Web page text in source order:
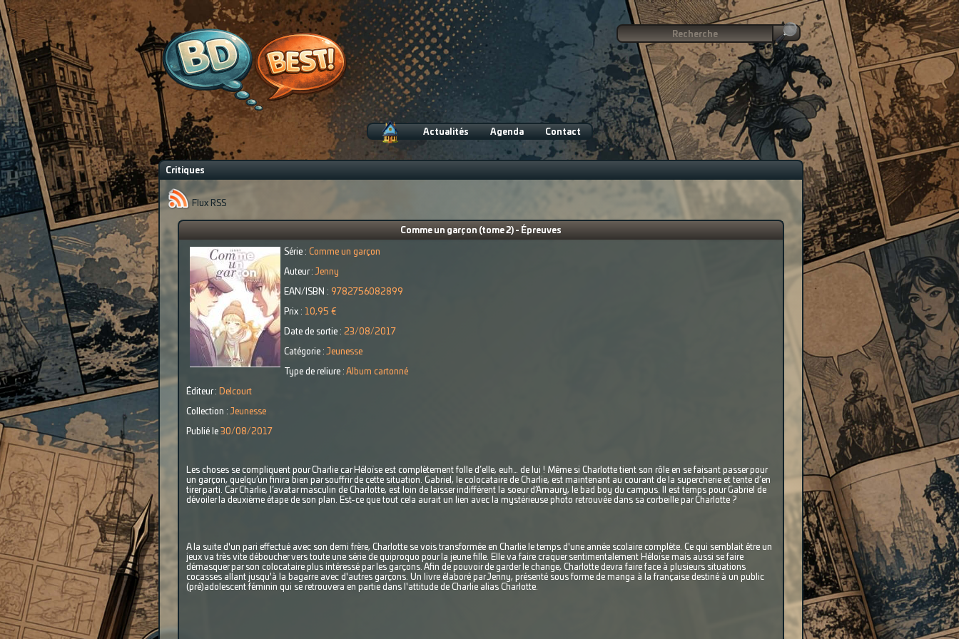
?>
Actualités Agenda Contact
Critiques
Flux RSS
Comme un garçon (tome 2) - Épreuves
Série : Comme un garçon
Auteur : Jenny
EAN/ISBN : 9782756082899
Prix : 10,95 €
Date de sortie : 23/08/2017
Catégorie : Jeunesse
Type de reliure : Album cartonné
Éditeur : Delcourt
Collection : Jeunesse
Publié le 30/08/2017
Les choses se compliquent pour Charlie car Héloïse est complètement folle d’elle, euh… de lui ! Même si Charlotte tient son rôle en se faisant passer pour
un garçon, quelqu’un finira bien par souffrir de cette situation. Gabriel, le colocataire de Charlie, est maintenant au courant de la supercherie et tente d’en
tirer parti. Car Charlie, l’avatar masculin de Charlotte, est loin de laisser indifférent la soeur d’Amaury, le bad boy du campus. Il est temps pour Gabriel de
dévoiler la deuxième étape de son plan. Est-ce que tout cela aurait un lien avec la mystérieuse photo retrouvée dans sa corbeille par Charlotte ?
A la suite d'un pari effectué avec son demi frère, Charlotte se vois transformée en Charlie le temps d'une année scolaire complète. Ce qui semblait être un
jeux va très vite déboucher vers toute une série de quiproquo pour la jeune fille. Elle va faire craquer sentimentalement Héloïse mais aussi se faire
démasquer par son colocataire plus intéressé par les garçons. Afin de pouvoir de garder le change, Charlotte devra faire face à plusieurs situations
cocasses allant jusqu'à la bagarre avec d'autres garçons. Un livre élaboré par Jenny, présenté sous forme de manga à la française destiné à un public
(pré)adolescent féminin qui se retrouvera en partie dans l'attitude de Charlie alias Charlotte.